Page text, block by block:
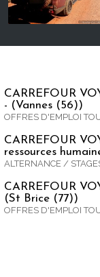
CARREFOUR
- (Vannes (56))
OFFRES D'EMPLOI
CARREFOUR
ressources
ALTERNANCE /
CARREFOUR
(St Brice (77))
OFFRES D'EMPLOI